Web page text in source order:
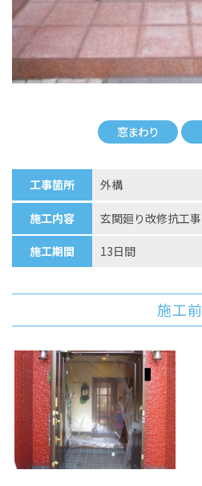
窓まわり
工事箇所 外構
施工内容 玄関廻り改修抗工事
施工期間 13日間
施工前